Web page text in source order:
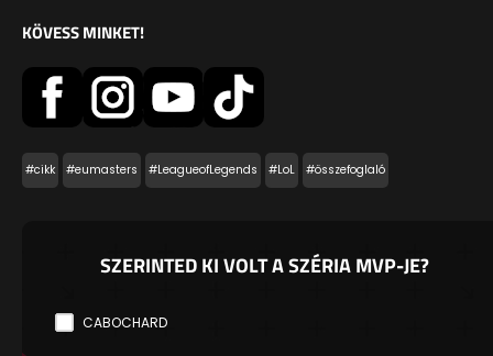
KÖVESS MINKET!
#cikk #eumasters #LeagueofLegends #LoL #összefoglaló
SZERINTED KI VOLT A SZÉRIA MVP-JE?
CABOCHARD